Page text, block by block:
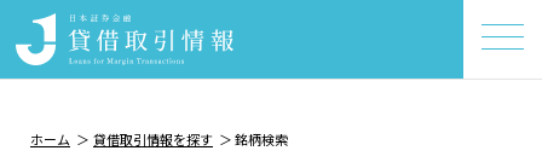
ホーム 貸借取引情報を探す 銘柄検索